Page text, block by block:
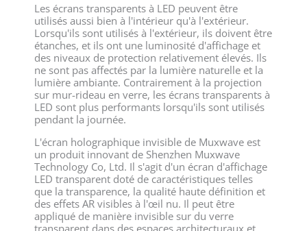
Les écrans transparents à LED peuvent être
utilisés aussi bien à l'intérieur qu'à l'extérieur.
Lorsqu'ils sont utilisés à l'extérieur, ils doivent être
étanches, et ils ont une luminosité d'affichage et
des niveaux de protection relativement élevés. Ils
ne sont pas affectés par la lumière naturelle et la
lumière ambiante. Contrairement à la projection
sur mur-rideau en verre, les écrans transparents à
LED sont plus performants lorsqu'ils sont utilisés
pendant la journée.
L'écran holographique invisible de Muxwave est
un produit innovant de Shenzhen Muxwave
Technology Co, Ltd. Il s'agit d'un écran d'affichage
LED transparent doté de caractéristiques telles
que la transparence, la qualité haute définition et
des effets AR visibles à l'œil nu. Il peut être
appliqué de manière invisible sur du verre
transparent dans des espaces architecturaux et